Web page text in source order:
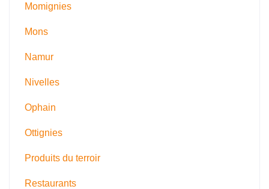
Momignies
Mons
Namur
Nivelles
Ophain
Ottignies
Produits du terroir
Restaurants